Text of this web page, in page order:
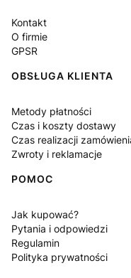
Kontakt
O firmie
GPSR
OBSŁUGA KLIENTA
Metody płatności
Czas i koszty dostawy
Czas realizacji
Zwroty i reklamacje
POMOC
Jak kupować?
Pytania i odpowiedzi
Regulamin
Polityka prywatności